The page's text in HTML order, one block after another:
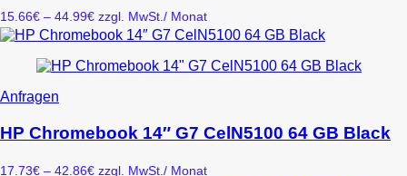
auf.
Die
Optionen
können
der
gewählt
15.66€ – 44.99€Preisspanne:
15.66€
44.99€
zzgl. MwSt. / Monat
Anfragen
weist
mehrere
HP Chromebook 14″ G7 CelN5100 64 GB Black
17.73€ – 42.86€Preisspanne:
zzgl. MwSt. / Monat